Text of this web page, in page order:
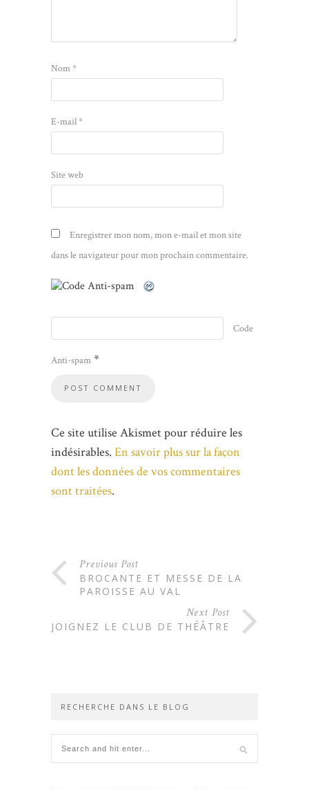
Nom*
E-mail*
Site web
Enregistrer mon nom, mon e-mail et mon site
dans le navigateur pour mon prochain commentaire.
Code
Anti-spam *
Ce site utilise Akismet pour réduire les
indésirables. En savoir plus sur la façon
dont les données de vos commentaires
sont traitées.
Previous Post
BROCANTE ET MESSE DE LA
PAROISSE AU VAL
Next Post
REJOIGNEZ LE CLUB DE THÉÂTRE
RECHERCHE DANS LE BLOG